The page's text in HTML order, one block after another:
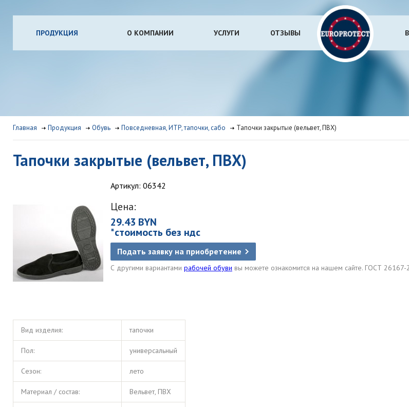
ПРОДУКЦИЯ О КОМПАНИИ УСЛУГИ ОТЗЫВЫ
Главная Продукция Обувь Повседневная, ИТР, тапочки, сабо Тапочки закрытые (вельвет, ПВХ)
Тапочки закрытые (вельвет, ПВХ)
Артикул: 06342
Цена:
29.43 BYN
*стоимость без ндс
Подать заявку на приобретение
С другими вариантами рабочей обуви вы можете ознакомится на нашем сайте. ГОСТ 26167-
Вид изделия: тапочки
Пол: универсальный
Сезон: лето
Материал / состав: Вельвет, ПВХ